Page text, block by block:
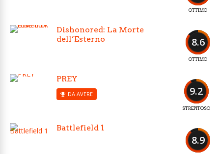
OTTIMO
8.6
OTTIMO
Dishonored: La Morte
dell’Esterno
9.2
STREPITOSO
PREY
DA AVERE
8.9
Battlefield 1